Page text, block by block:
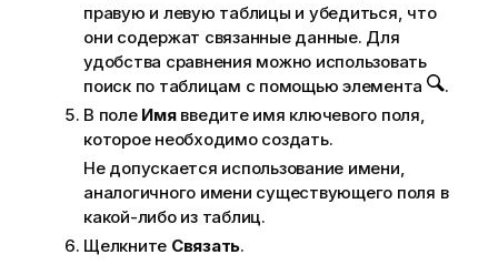
правую и левую таблицы и убедиться, что
они содержат связанные данные. Для
удобства сравнения можно использовать
поиск по таблицам с помощью элемента
.
В поле Имявведите имя ключевого поля,
которое необходимо создать.
Не допускается использование имени,
аналогичного имени существующего поля в
какой-либо из таблиц.
Щелкните Связать.